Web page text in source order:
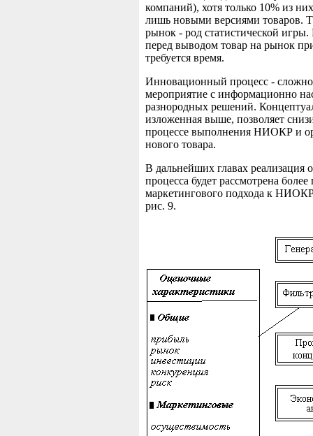
компаний), хотя только 10% из
лишь новыми версиями товаров.
рынок - род статистической
перед выводом товар на рынок
требуется время.
Инновационный процесс -
мероприятие с информационно
разнородных решений.
изложенная выше, позволяет
процессе выполнения НИОКР и
нового товара.
В дальнейших главах реализация
процесса будет рассмотрена
маркетингового подхода к
рис. 9.